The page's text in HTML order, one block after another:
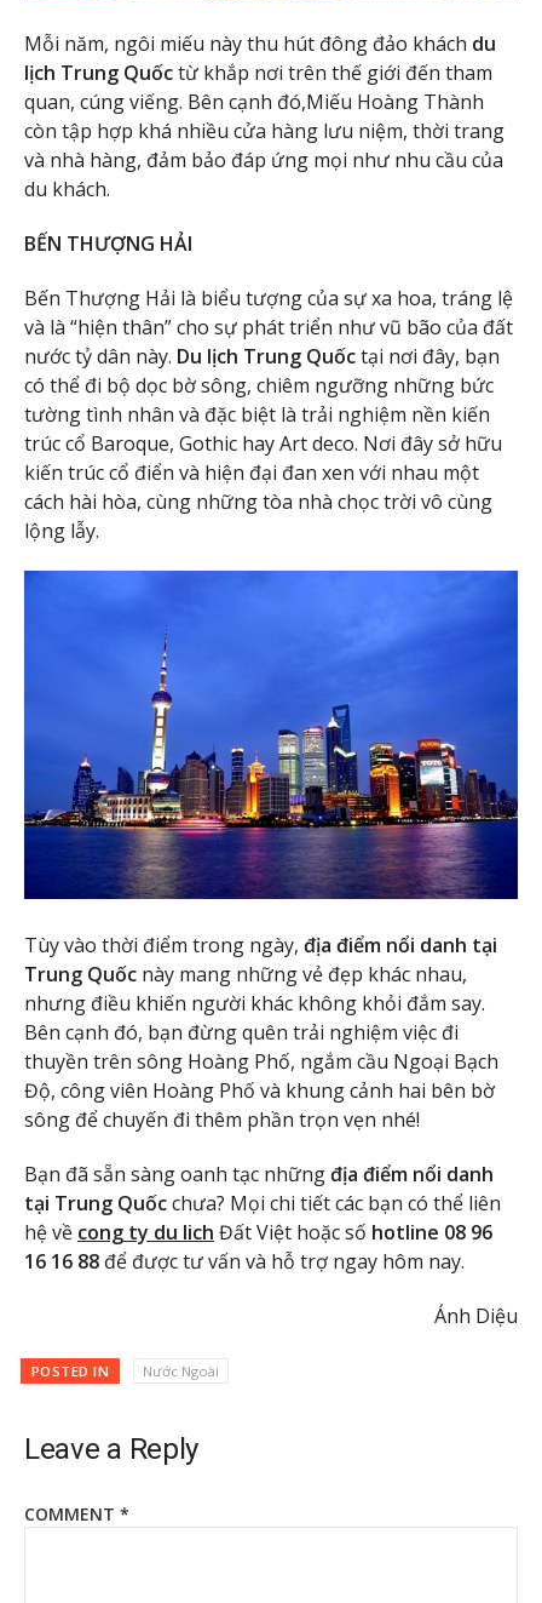
Mỗi năm, ngôi miếu này thu hút đông đảo khách du
lịch Trung Quốctừ khắp nơi trên thế giới đến tham
quan, cúng viếng. Bên cạnh đó,Miếu Hoàng Thành
còn tập hợp khá nhiều cửa hàng lưu niệm, thời trang
và nhà hàng, đảm bảo đáp ứng mọi như nhu cầu của
du khách.
BẾN THƯỢNG HẢI
Bến Thượng Hải là biểu tượng của sự xa hoa, tráng lệ
và là “hiện thân” cho sự phát triển như vũ bão của đất
nước tỷ dân này. Du lịch Trung Quốctại nơi đây, bạn
có thể đi bộ dọc bờ sông, chiêm ngưỡng những bức
tường tình nhân và đặc biệt là trải nghiệm nền kiến
trúc cổ Baroque, Gothic hay Art deco. Nơi đây sở hữu
kiến trúc cổ điển và hiện đại đan xen với nhau một
cách hài hòa, cùng những tòa nhà chọc trời vô cùng
lộng lẫy.
Tùy vào thời điểm trong ngày, địa điểm nổi danh tại
Trung Quốc này mang những vẻ đẹp khác nhau,
nhưng điều khiến người khác không khỏi đắm say.
Bên cạnh đó, bạn đừng quên trải nghiệm việc đi
thuyền trên sông Hoàng Phố, ngắm cầu Ngoại Bạch
Độ, công viên Hoàng Phố và khung cảnh hai bên bờ
sông để chuyến đi thêm phần trọn vẹn nhé!
Bạn đã sẵn sàng oanh tạc nhữngđịa điểm nổi danh
tại Trung Quốcchưa? Mọi chi tiết các bạn có thể liên
hệ về cong ty du lich Đất Việt hoặc số hotline 08 96
16 16 88 để được tư vấn và hỗ trợ ngay hôm nay.
Ánh Diệu
POSTED IN Nước Ngoài
Leave a Reply
COMMENT *